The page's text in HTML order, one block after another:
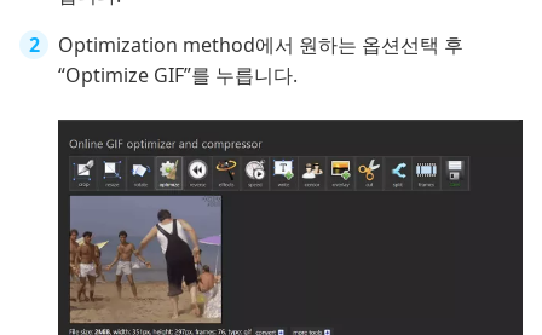
Optimization method에서 원하는 옵션선택 후
“Optimize GIF”를 누릅니다.